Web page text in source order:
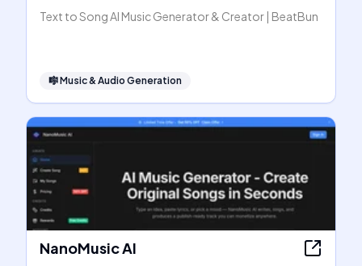
Text to Song AI Music Generator & Creator | BeatBun
🎼Music & Audio Generation
NanoMusic AI